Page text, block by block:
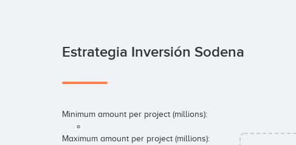
Estrategia Inversión Sodena
Minimum amount per project (millions):
Maximum amount per project (millions):